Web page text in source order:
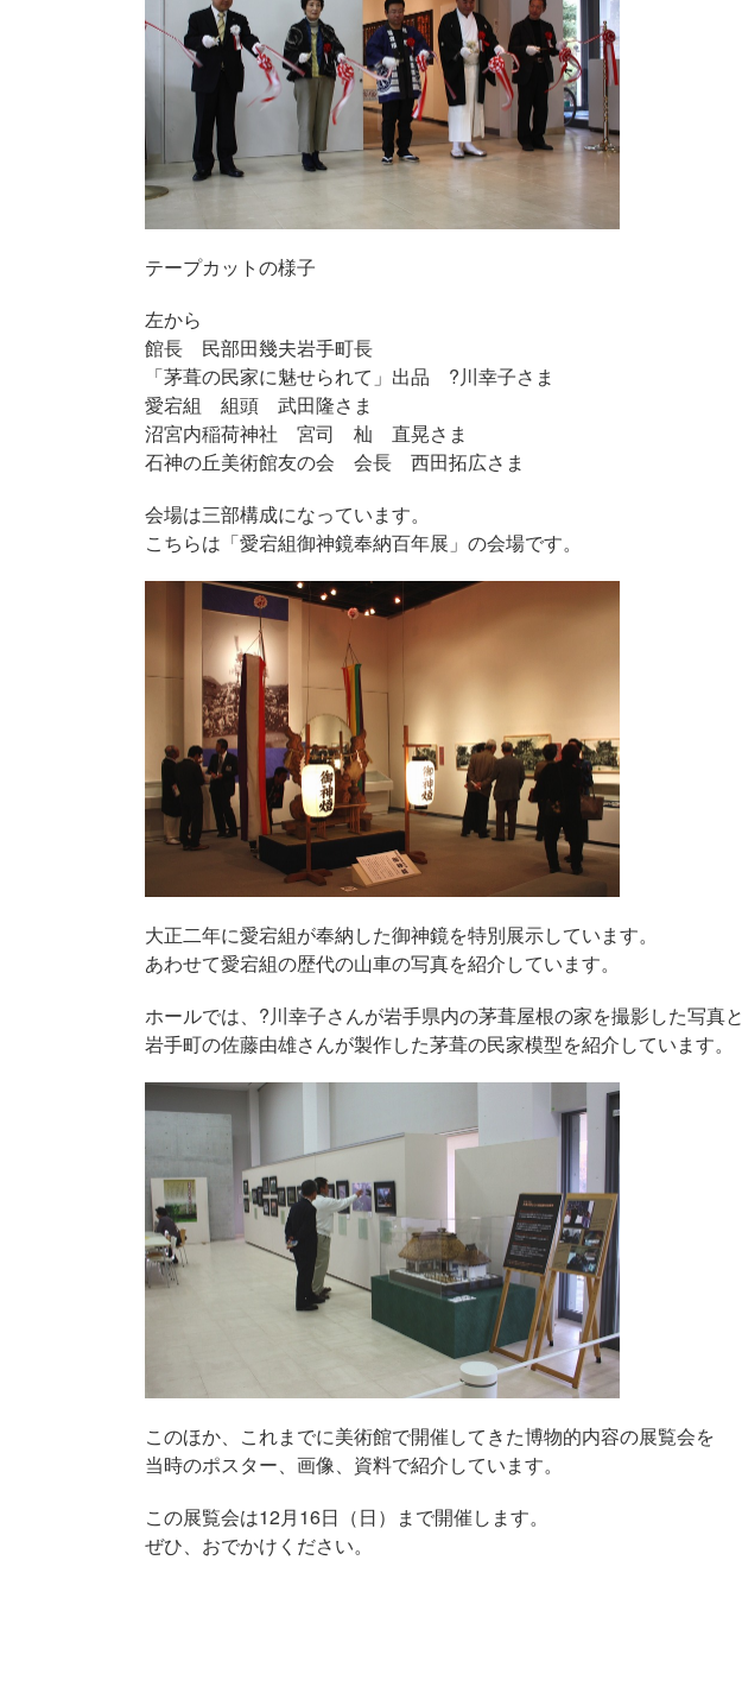
テープカットの様子
左から
館長 民部田幾夫岩手町長
「茅葺の民家に魅せられて」出品 ?川幸子さま
愛宕組 組頭 武田隆さま
沼宮内稲荷神社 宮司 杣 直晃さま
石神の丘美術館友の会 会長 西田拓広さま
会場は三部構成になっています。
こちらは「愛宕組御神鏡奉納百年展」の会場です。
大正二年に愛宕組が奉納した御神鏡を特別展示しています。
あわせて愛宕組の歴代の山車の写真を紹介しています。
ホールでは、?川幸子さんが岩手県内の茅葺屋根の家を撮影した写真と
岩手町の佐藤由雄さんが製作した茅葺の民家模型を紹介しています。
このほか、これまでに美術館で開催してきた博物的内容の展覧会を
当時のポスター、画像、資料で紹介しています。
この展覧会は12月16日（日）まで開催します。
ぜひ、おでかけください。